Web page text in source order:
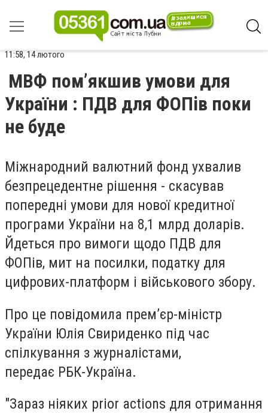
11:58, 14 лютого
МВФ пом’якшив умови для
України : ПДВ для ФОПів поки
не буде
Міжнародний валютний фонд ухвалив
безпрецедентне рішення - скасував
попередні умови для нової кредитної
програми України на 8,1 млрд доларів.
Йдеться про вимоги щодо ПДВ для
ФОПів, мит на посилки, податку для
цифрових-платформ і військового збору.
Про це повідомила прем’єр-міністр
України Юлія Свириденко під час
спілкування з журналістами,
передає РБК-Україна.
"Зараз ніяких prior actions для отримання